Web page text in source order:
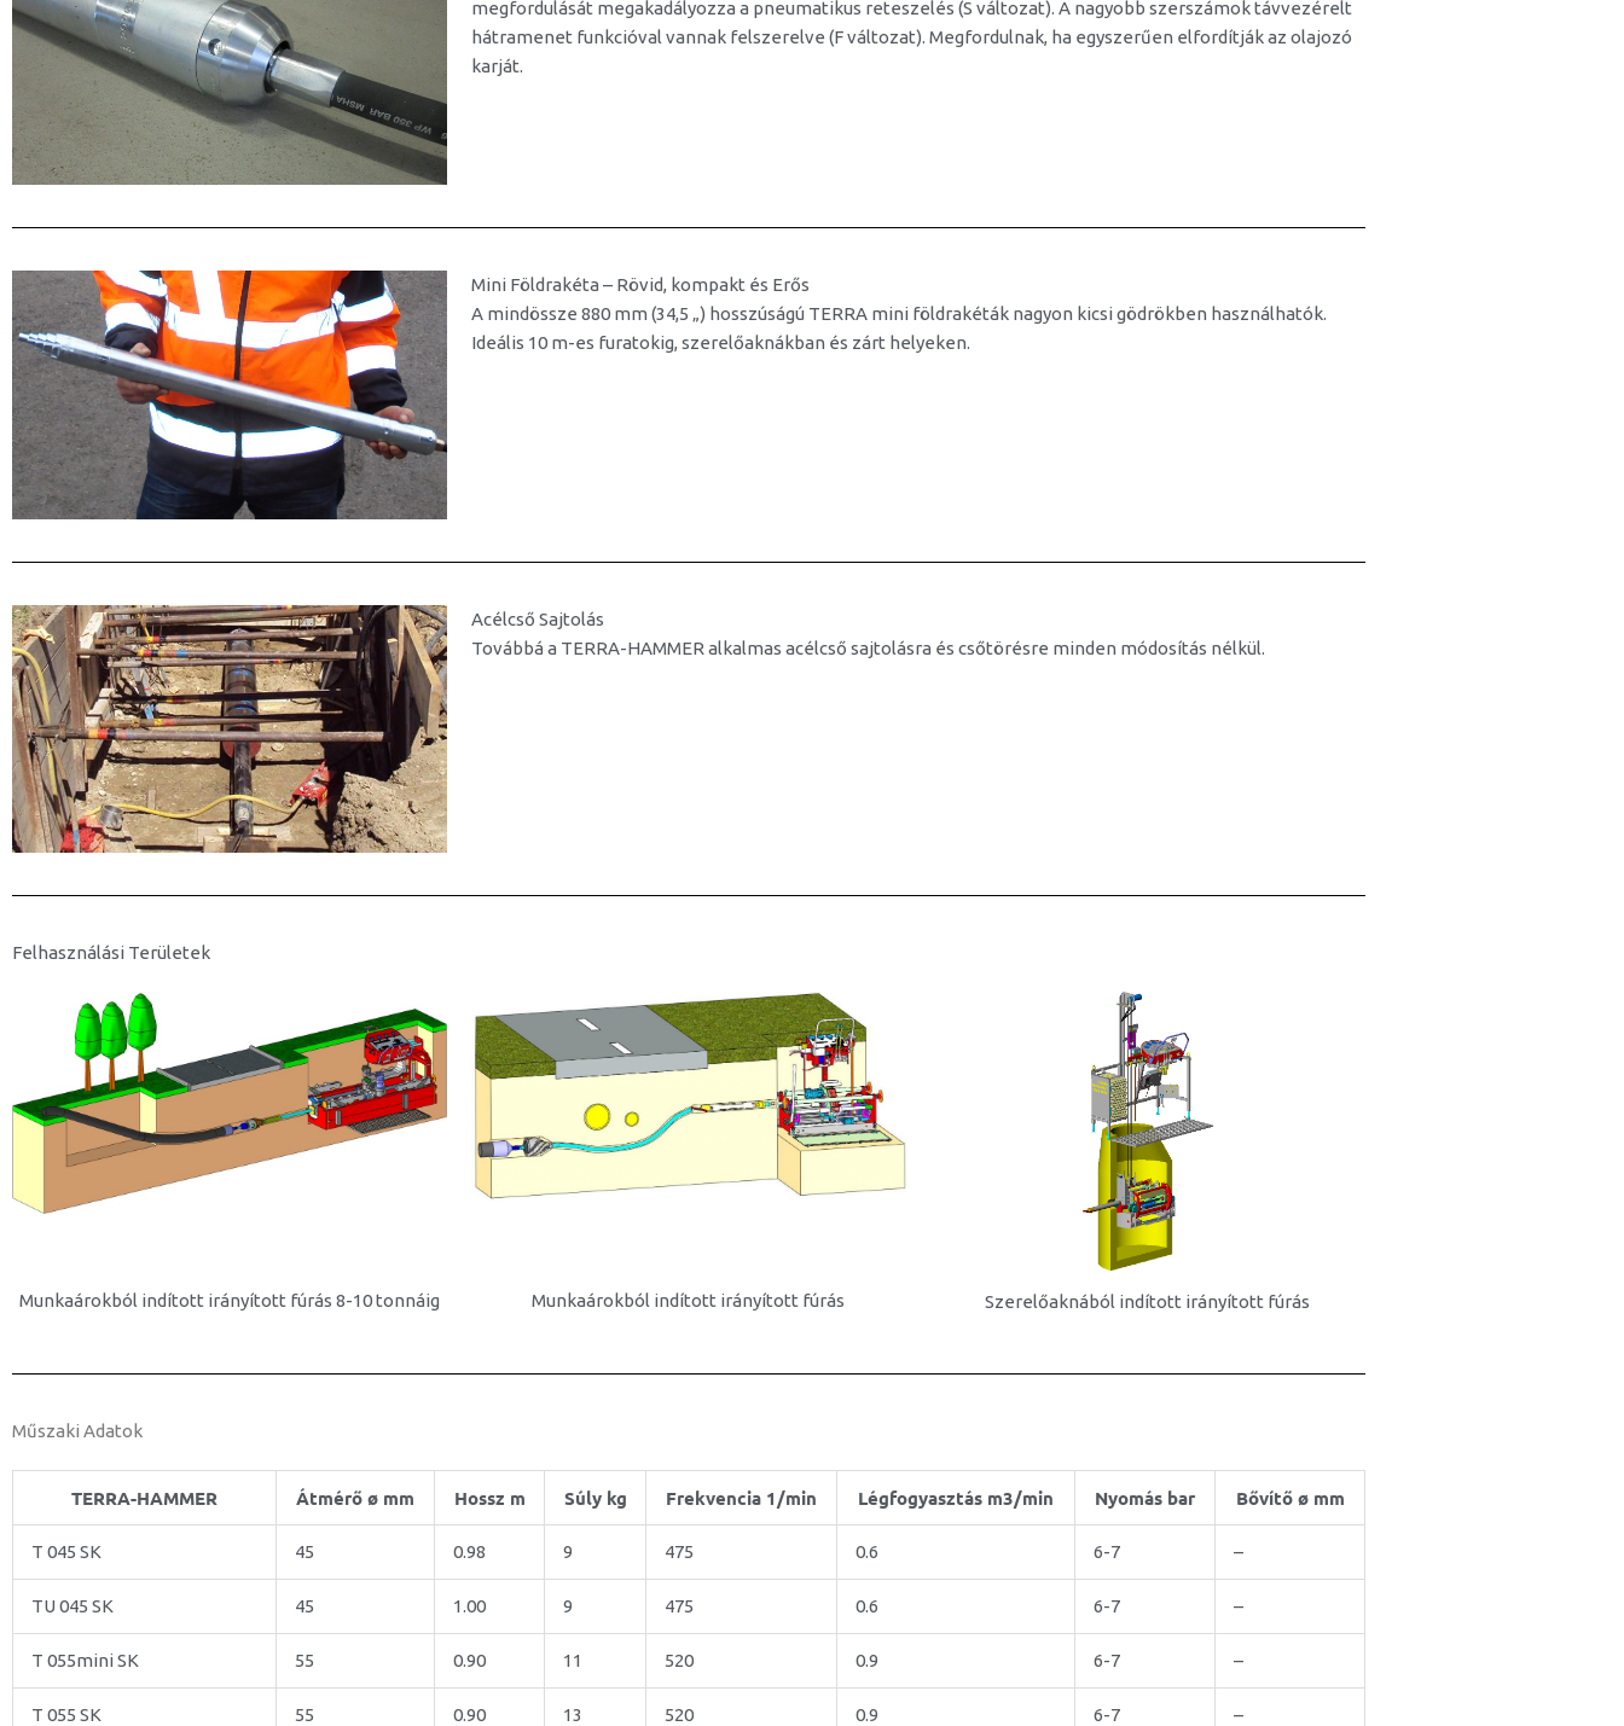
megfordulását megakadályozza a pneumatikus reteszelés (S változat). A nagyobb szerszámok távvezérelt
hátramenet funkcióval vannak felszerelve (F változat). Megfordulnak, ha egyszerűen elfordítják az olajozó
karját.
Mini Földrakéta – Rövid, kompakt és Erős
A mindössze 880 mm (34,5 „) hosszúságú TERRA mini földrakéták nagyon kicsi gödrökben használhatók.
Ideális 10 m-es furatokig, szerelőaknákban és zárt helyeken.
Acélcső Sajtolás
Továbbá a TERRA-HAMMER alkalmas acélcső sajtolásra és csőtörésre minden módosítás nélkül.
Felhasználási Területek
Munkaárokból indított irányított fúrás 8-10 tonnáig Munkaárokból indított irányított fúrás Szerelőaknából indított irányított fúrás
Műszaki Adatok
TERRA-HAMMER Átmérő ø mm Hossz m Súly kg Frekvencia 1/min Légfogyasztás m3/min Nyomás bar Bővítő ø mm
T 045 SK 45 0.98 9 475 0.6 6-7 –
TU 045 SK 45 1.00 9 475 0.6 6-7 –
T 055mini SK 55 0.90 11 520 0.9 6-7 –
T 055 SK 55 0.90 13 520 0.9 6-7 –